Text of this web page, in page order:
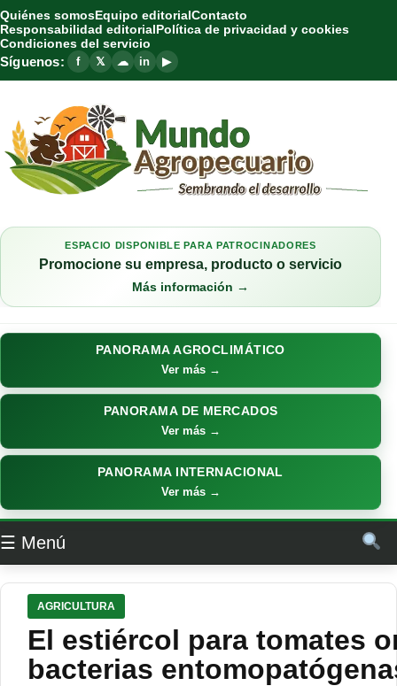
Quiénes somosEquipo editorialContacto
Responsabilidad editorialPolítica de privacidad y cookies
Condiciones del servicio
Síguenos: f 𝕏 ☁ in ▶
ESPACIO DISPONIBLE PARA PATROCINADORES
Promocione su empresa, producto o servicio
Más información →
PANORAMA AGROCLIMÁTICO
Ver más →
PANORAMA DE MERCADOS
Ver más →
PANORAMA INTERNACIONAL
Ver más →
☰ Menú
AGRICULTURA
El estiércol para tomates
bacterias